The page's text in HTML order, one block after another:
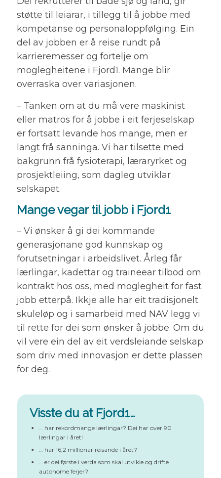
støtte til leiarar, i tillegg til å jobbe med
kompetanse og personaloppfølging. Ein
del av jobben er å reise rundt på
karrieremesser og fortelje om
moglegheitene i Fjord1. Mange blir
overraska over variasjonen.
– Tanken om at du må vere maskinist
eller matros for å jobbe i eit ferjeselskap
er fortsatt levande hos mange, men er
langt frå sanninga. Vi har tilsette med
bakgrunn frå fysioterapi, læraryrket og
prosjektleiing, som dagleg utviklar
selskapet.
Mange vegar til jobb i Fjord1
– Vi ønsker å gi dei kommande
generasjonane god kunnskap og
forutsetningar i arbeidslivet. Årleg får
lærlingar, kadettar og traineear tilbod om
kontrakt hos oss, med moglegheit for fast
jobb etterpå. Ikkje alle har eit tradisjonelt
skuleløp og i samarbeid med NAV legg vi
til rette for dei som ønsker å jobbe. Om du
vil vere ein del av eit verdsleiande selskap
som driv med innovasjon er dette plassen
for deg.
Visste du at Fjord1…
… har rekordmange lærlingar? Dei har over 90
lærlingar i året!
… har 16,2 millionar reisande i året?
… er dei første i verda som skal utvikle og drifte
autonome ferjer?